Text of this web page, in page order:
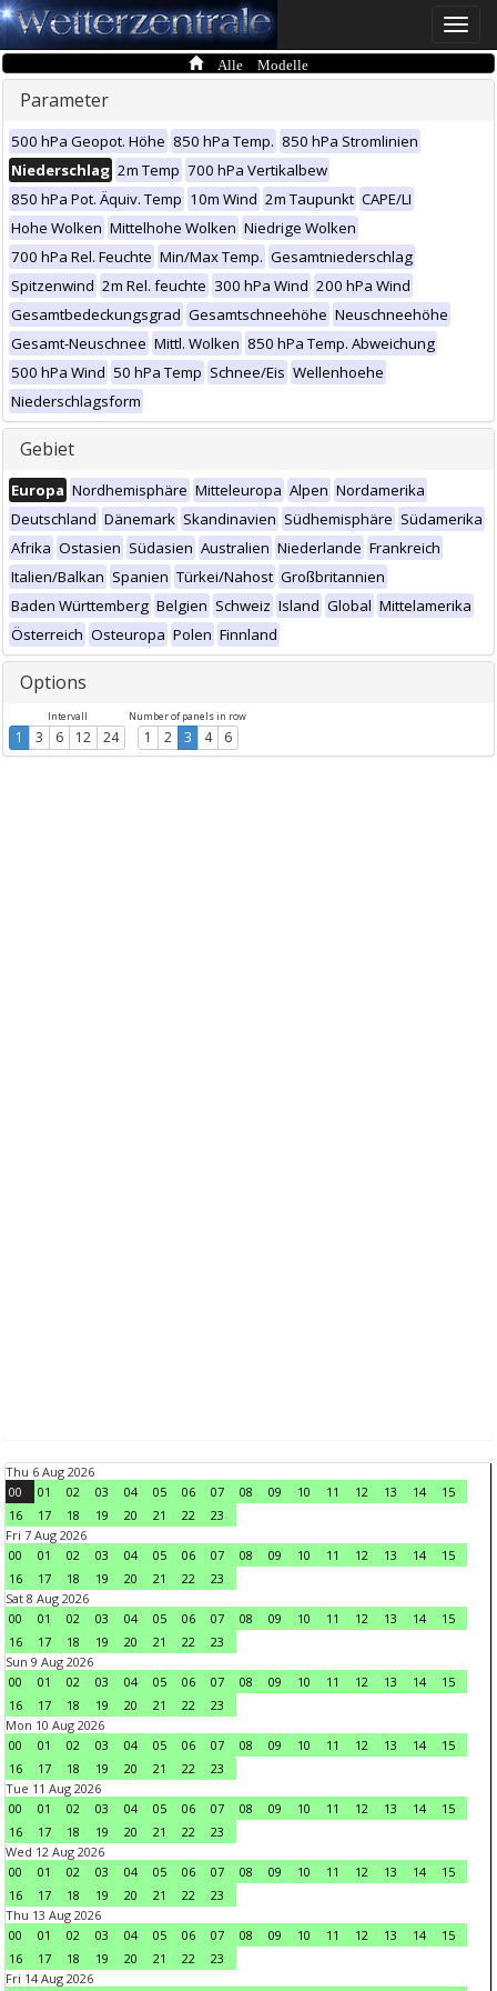
Toggle
Alle Modelle
Parameter
500 hPa Geopot. Höhe 850 hPa Temp. 850 hPa Stromlinien
Niederschlag 2m Temp 700 hPa Vertikalbew
850 hPa Pot. Äquiv. Temp 10m Wind 2m Taupunkt CAPE/LI
Hohe Wolken Mittelhohe Wolken Niedrige Wolken
700 hPa Rel. Feuchte Min/Max Temp. Gesamtniederschlag
Spitzenwind 2m Rel. feuchte 300 hPa Wind 200 hPa Wind
Gesamtbedeckungsgrad Gesamtschneehöhe Neuschneehöhe
Gesamt-Neuschnee Mittl. Wolken 850 hPa Temp. Abweichung
500 hPa Wind 50 hPa Temp Schnee/Eis Wellenhoehe
Niederschlagsform
Gebiet
Europa Nordhemisphäre Mitteleuropa Alpen Nordamerika
Deutschland Dänemark Skandinavien Südhemisphäre Südamerika
Afrika Ostasien Südasien Australien Niederlande Frankreich
Italien/Balkan Spanien Türkei/Nahost Großbritannien
Baden Württemberg Belgien Schweiz Island Global Mittelamerika
Österreich Osteuropa Polen Finnland
Options
Intervall
1 3 6 12 24
Number of panels in row
1 2 3 4 6
Thu 6 Aug 2026
00
01 02 03 04 05 06 07 08 09 10 11 12 13 14
15
16
17 18 19 20 21 22
23
Fri 7 Aug 2026
00
01 02 03 04 05 06 07 08 09 10 11 12 13 14
15
16
17 18 19 20 21 22
23
Sat 8 Aug 2026
00
01 02 03 04 05 06 07 08 09 10 11 12 13 14
15
16
17 18 19 20 21 22
23
Sun 9 Aug 2026
00
01 02 03 04 05 06 07 08 09 10 11 12 13 14
15
16
17 18 19 20 21 22
23
Mon 10 Aug 2026
00
01 02 03 04 05 06 07 08 09 10 11 12 13 14
15
16
17 18 19 20 21 22
23
Tue 11 Aug 2026
00
01 02 03 04 05 06 07 08 09 10 11 12 13 14
15
16
17 18 19 20 21 22
23
Wed 12 Aug 2026
00
01 02 03 04 05 06 07 08 09 10 11 12 13 14
15
16
17 18 19 20 21 22
23
Thu 13 Aug 2026
00
01 02 03 04 05 06 07 08 09 10 11 12 13 14
15
16
17 18 19 20 21 22
23
Fri 14 Aug 2026